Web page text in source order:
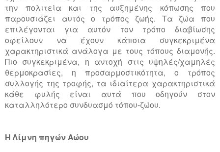
την πολιτεία και της αυξημένης κόπωσης που
παρουσιάζει αυτός ο τρόπος ζωής. Τα ζώα που
επιλέγονται για αυτόν τον τρόπο διαβίωσης
οφείλουν να έχουν κάποια συγκεκριμένα
χαρακτηριστικά ανάλογα με τους τόπους διαμονής.
Πιο συγκεκριμένα, η αντοχή στις υψηλές/χαμηλές
θερμοκρασίες, η προσαρμοστικότητα, ο τρόπος
συλλογής της τροφής, τα ιδιαίτερα χαρακτηριστικά
κάθε φυλής είναι αυτά που οδηγούν στον
καταλληλότερο συνδυασμό τόπου-ζώου.
Η Λίμνη πηγών Αώου